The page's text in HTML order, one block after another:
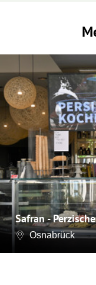
Safran -
Osnabrück